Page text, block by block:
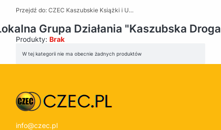
Przejdź do: CZEC Kaszubskie Książki i Upominki - Pamiątki z Kaszub
Grupa Działania "Kaszubska
Produkty: Brak
Lista produktów
W tej kategorii nie ma obecnie żadnych produktów
info@czec.pl